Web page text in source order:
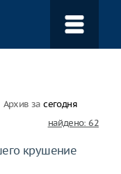
Архив засегодня
найдено: 62
крушение